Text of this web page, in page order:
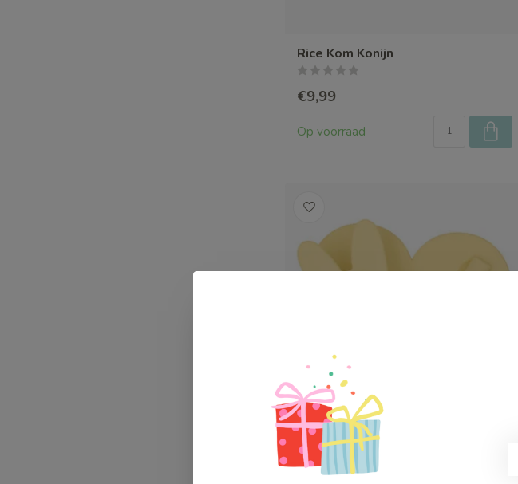
Rice Kom Konijn
€9,99
Op voorraad
Lilo Favorites Bunny Set Geel